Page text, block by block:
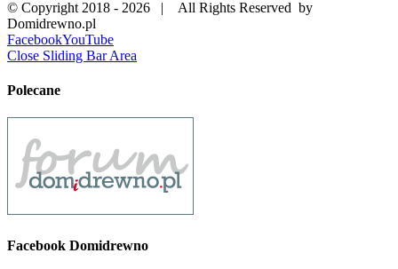
© Copyright 2018 - 2026 | All Rights Reserved by
Domidrewno.pl
FacebookYouTube
Close Sliding Bar Area
Polecane
Facebook Domidrewno